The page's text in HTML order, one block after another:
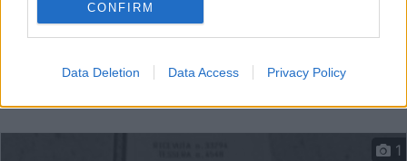
CONFIRM
Data Deletion Data Access Privacy Policy
1